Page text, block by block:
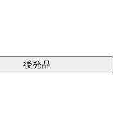
後発品